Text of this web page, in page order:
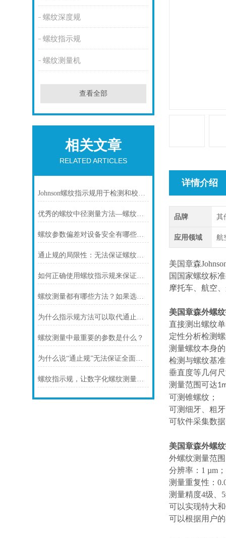
螺纹深度规
螺纹指示规
螺纹测量机
查看全部
相关文章
RELATED ARTICLES
Johnson螺纹指示规用于检测和校准特定类型的螺纹参数
优秀的螺纹中径测量方法—螺纹指示量规测量法
螺纹参数偏差对设备安全有哪些影响？
通止规的局限性：无法保证螺纹质量
如何正确使用螺纹指示规来保证产品质量？
螺纹测量都有哪些方法？如果选择合适的测量方法呢？
为什么指示规方法可以取代通止规方法？
螺纹测量中最重要的参数是什么？
为什么说“通止规”无法保证全面螺纹质量？
螺纹指示规，让数字化螺纹测量变简单！
详情介绍
品牌 其
应用领域 航
美国章森
国国家螺纹标
摩托车、航空
美国章森外螺
直接测出螺纹
定性分析检测
测量螺纹本身
检测与螺纹基
垂直度等几何
测量范围可达
可测锥螺纹；
可测细牙、粗
可软件采集数
美国章森外螺
外螺纹测量范围
分辨率：1 µm；
测量重复性：
测量精度4级、
可以实现特大
可以根据用户